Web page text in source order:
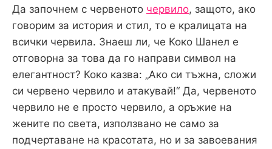
Да започнем с червеното червило, защото, ако
говорим за история и стил, то е кралицата на
всички червила. Знаеш ли, че Коко Шанел е
отговорна за това да го направи символ на
елегантност? Коко казва: „Ако си тъжна, сложи
си червено червило и атакувай!“ Да, червеното
червило не е просто червило, а оръжие на
жените по света, използвано не само за
подчертаване на красотата, но и за завоевания